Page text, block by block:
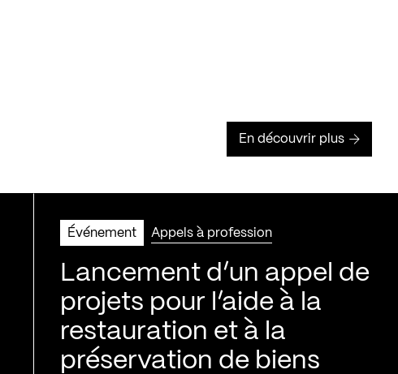
En découvrir plus
Événement Appels à profession
Lancement d’un appel de
projets pour l’aide à la
restauration et à la
préservation de biens